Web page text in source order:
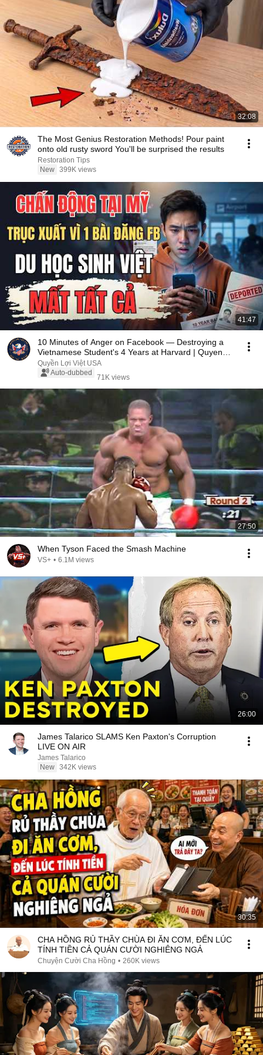
32:08
The Most Genius Restoration Methods! Pour paint
onto old rusty sword You'll be surprised the results
Restoration Tips
New 399K views
41:47
10 Minutes of Anger on Facebook — Destroying a
Vietnamese Student's 4 Years at Harvard | Quyen
Lo...
Quyền Lợi Việt USA
Auto-dubbed
71K views
27:50
When Tyson Faced the Smash Machine
VS+ • 6.1M views
26:00
James Talarico SLAMS Ken Paxton's Corruption
LIVE ON AIR
James Talarico
New 342K views
30:35
CHA HỒNG RỦ THẦY CHÙA ĐI ĂN CƠM, ĐẾN LÚC
TÍNH TIỀN CẢ QUÁN CƯỜI NGHIÊNG NGẢ
Chuyện Cười Cha Hồng • 260K views